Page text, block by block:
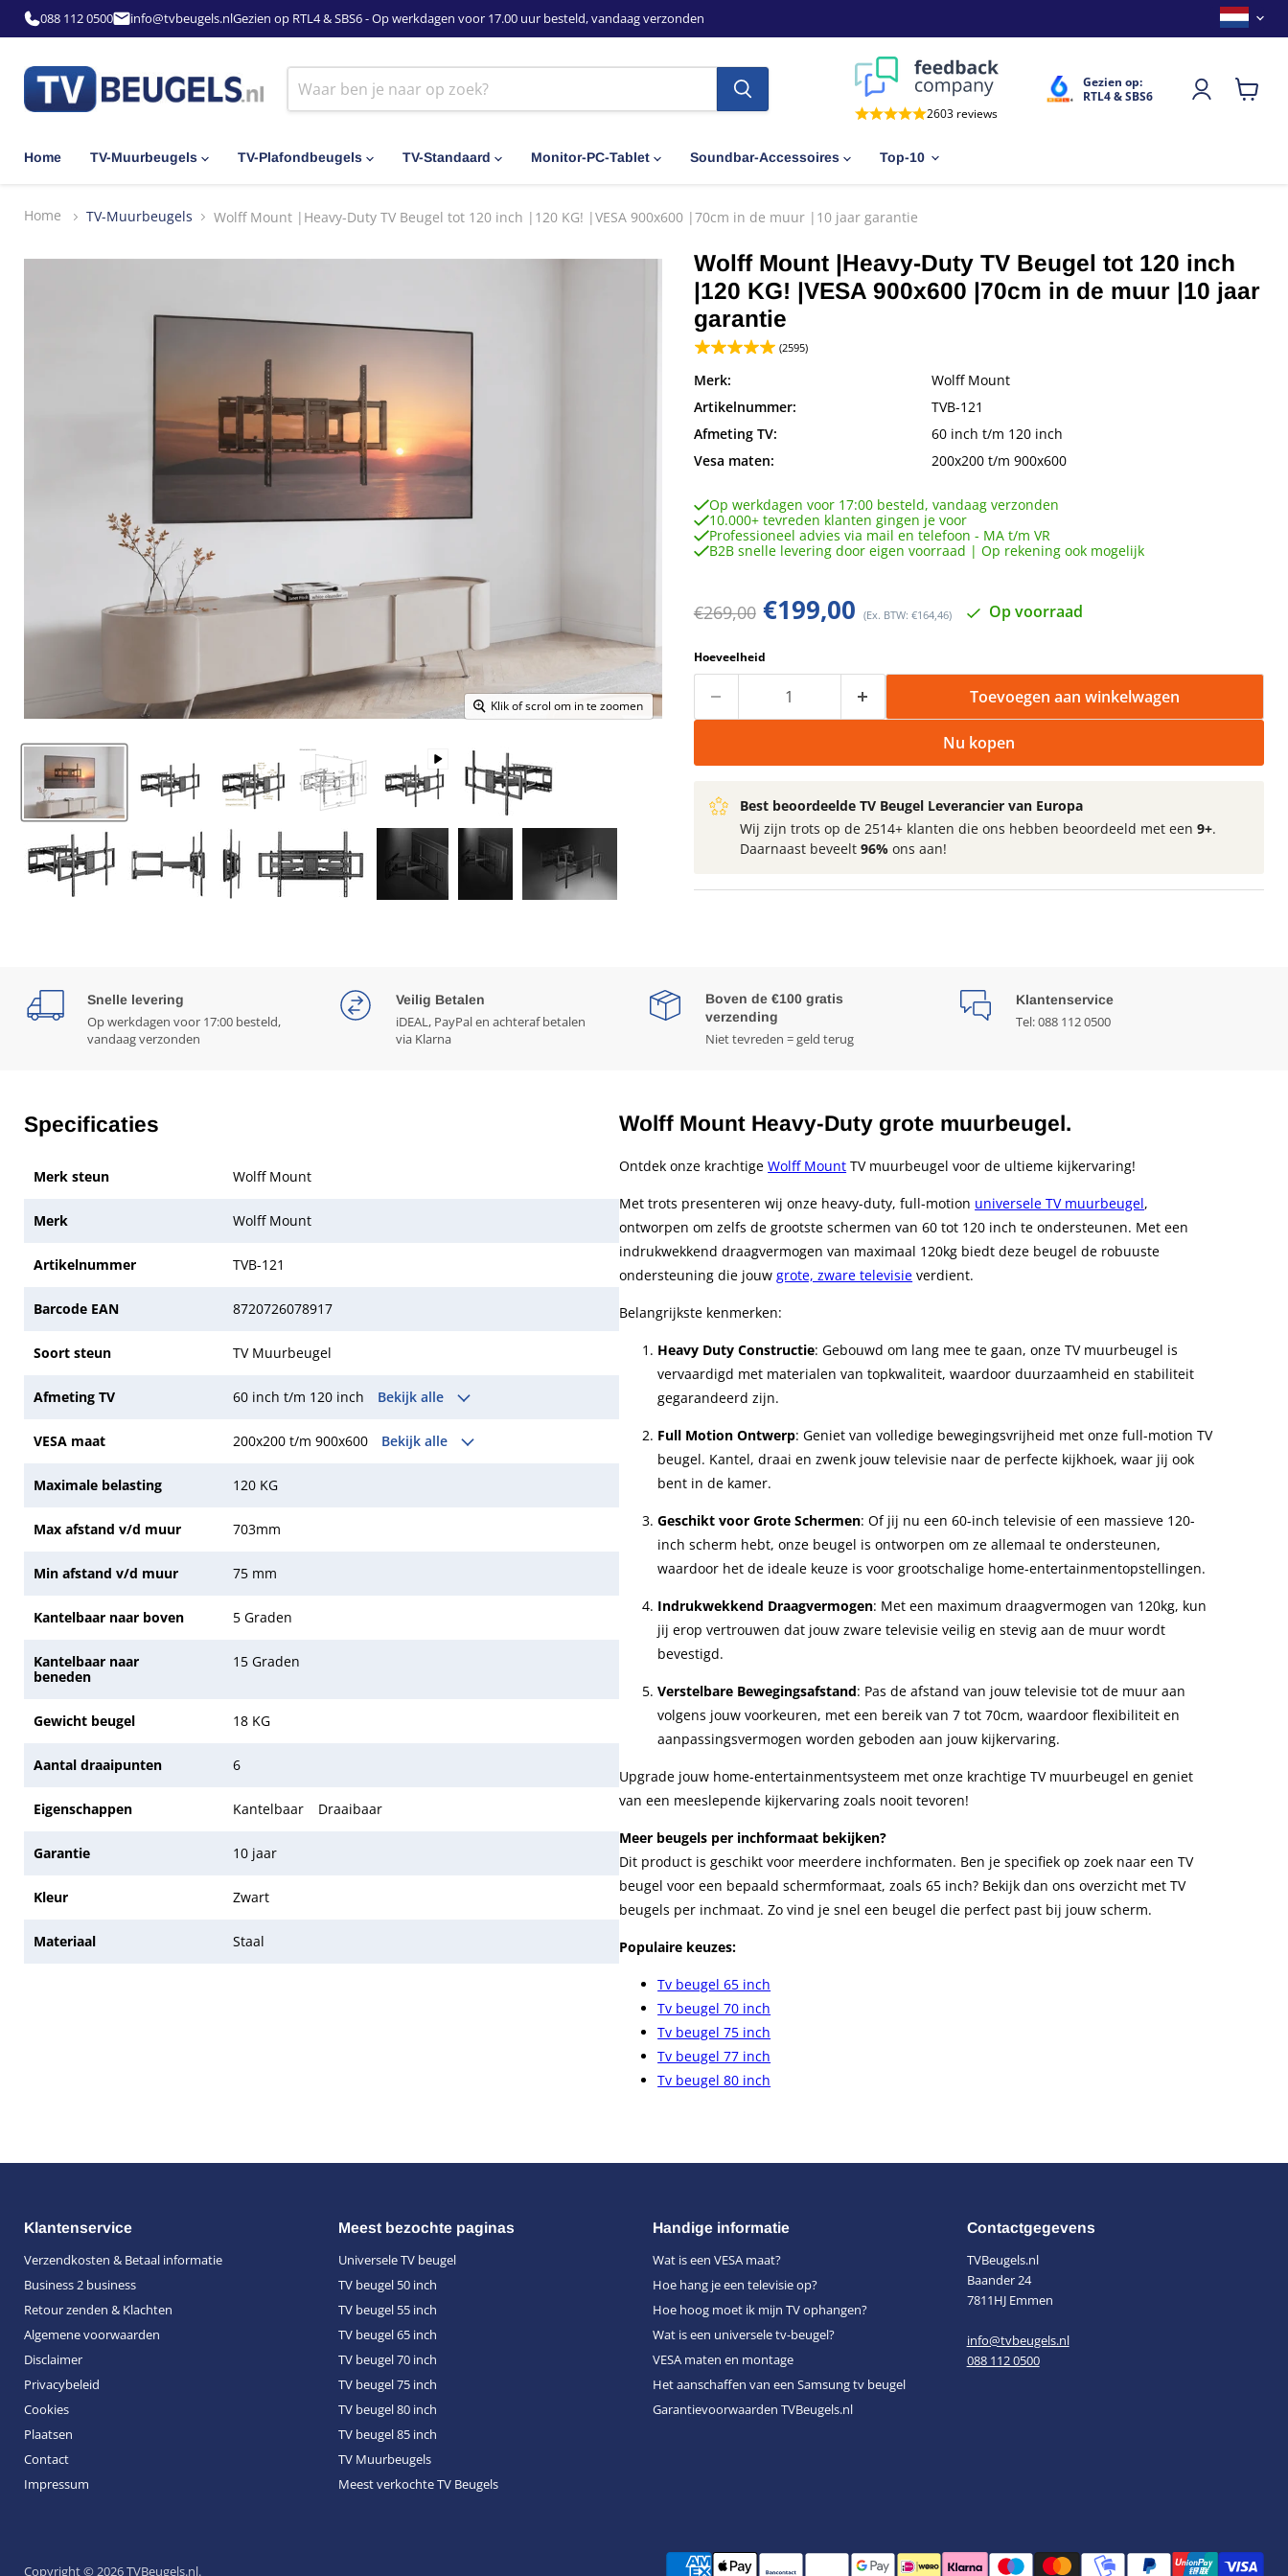
088 112 0500 info@tvbeugels.nlGezien op RTL4 & SBS6 - Op werkdagen voor 17.00 uur besteld, vandaag verzonden Land
2603 reviews
Gezien op:
RTL4 & SBS6
Home TV-Muurbeugels TV-Plafondbeugels TV-Standaard Monitor-PC-Tablet Soundbar-Accessoires Top-10
Home TV-Muurbeugels Wolff Mount |Heavy-Duty TV Beugel tot 120 inch |120 KG! |VESA 900x600 |70cm in de muur |10 jaar garantie
Klik of scrol om in te zoomen
Wolff Mount |Heavy-Duty TV Beugel tot 120 inch
|120 KG! |VESA 900x600 |70cm in de muur |10 jaar
garantie
(2595)
Merk:
Wolff Mount
Artikelnummer:
TVB-121
Afmeting TV:
60 inch t/m 120 inch
Vesa maten:
200x200 t/m 900x600
Op werkdagen voor 17:00 besteld, vandaag verzonden
10.000+ tevreden klanten gingen je voor
Professioneel advies via mail en telefoon - MA t/m VR
B2B snelle levering door eigen voorraad | Op rekening ook mogelijk
Oorspronkelijke prijs
€269,00 Huidige prijs
€199,00 (Ex. BTW: €164,46) Op voorraad
Hoeveelheid
Toevoegen aan winkelwagen
Nu kopen
Best beoordeelde TV Beugel Leverancier van Europa
Wij zijn trots op de 2514+ klanten die ons hebben beoordeeld met een 9+.
Daarnaast beveelt 96%ons aan!
Snelle levering
Op werkdagen voor 17:00 besteld,
vandaag verzonden
Veilig Betalen
iDEAL, PayPal en achteraf betalen
via Klarna
Boven de €100 gratis
verzending
Niet tevreden = geld terug
Klantenservice
Tel: 088 112 0500
Specificaties
Merk steun Wolff Mount
Merk Wolff Mount
Artikelnummer TVB-121
Barcode EAN 8720726078917
Soort steun TV Muurbeugel
Afmeting TV 60 inch t/m 120 inch Bekijk alle
VESA maat 200x200 t/m 900x600 Bekijk alle
Maximale belasting 120 KG
Max afstand v/d muur 703mm
Min afstand v/d muur 75 mm
Kantelbaar naar boven 5 Graden
Kantelbaar naar
beneden
15 Graden
Gewicht beugel 18 KG
Aantal draaipunten 6
Eigenschappen Kantelbaar Draaibaar
Garantie 10 jaar
Kleur Zwart
Materiaal Staal
Wolff Mount Heavy-Duty grote muurbeugel.
Ontdek onze krachtigeWolff Mount TV muurbeugel voor de ultieme kijkervaring!
Met trots presenteren wij onze heavy-duty, full-motion universele TV muurbeugel,
ontworpen om zelfs de grootste schermen van 60 tot 120 inch te ondersteunen. Met een
indrukwekkend draagvermogen van maximaal 120kg biedt deze beugel de robuuste
ondersteuning die jouwgrote, zware televisie verdient.
Belangrijkste kenmerken:
Heavy Duty Constructie: Gebouwd om lang mee te gaan, onze TV muurbeugel is
vervaardigd met materialen van topkwaliteit, waardoor duurzaamheid en stabiliteit
gegarandeerd zijn.
Full Motion Ontwerp: Geniet van volledige bewegingsvrijheid met onze full-motion TV
beugel. Kantel, draai en zwenk jouw televisie naar de perfecte kijkhoek, waar jij ook
bent in de kamer.
Geschikt voor Grote Schermen: Of jij nu een 60-inch televisie of een massieve 120-
inch scherm hebt, onze beugel is ontworpen om ze allemaal te ondersteunen,
waardoor het de ideale keuze is voor grootschalige home-entertainmentopstellingen.
Indrukwekkend Draagvermogen: Met een maximum draagvermogen van 120kg, kun
jij erop vertrouwen dat jouw zware televisie veilig en stevig aan de muur wordt
bevestigd.
Verstelbare Bewegingsafstand: Pas de afstand van jouw televisie tot de muur aan
volgens jouw voorkeuren, met een bereik van 7 tot 70cm, waardoor flexibiliteit en
aanpassingsvermogen worden geboden aan jouw kijkervaring.
Upgrade jouw home-entertainmentsysteem met onze krachtige TV muurbeugel en geniet
van een meeslepende kijkervaring zoals nooit tevoren!
Meer beugels per inchformaat bekijken?
Dit product is geschikt voor meerdere inchformaten. Ben je specifiek op zoek naar een TV
beugel voor een bepaald schermformaat, zoals 65 inch? Bekijk dan ons overzicht met TV
beugels per inchmaat. Zo vind je snel een beugel die perfect past bij jouw scherm.
Populaire keuzes:
Tv beugel 65 inch
Tv beugel 70 inch
Tv beugel 75 inch
Tv beugel 77 inch
Tv beugel 80 inch
Klantenservice
Verzendkosten & Betaal informatie
Business 2 business
Retour zenden & Klachten
Algemene voorwaarden
Disclaimer
Privacybeleid
Cookies
Plaatsen
Contact
Impressum
Meest bezochte paginas
Universele TV beugel
TV beugel 50 inch
TV beugel 55 inch
TV beugel 65 inch
TV beugel 70 inch
TV beugel 75 inch
TV beugel 80 inch
TV beugel 85 inch
TV Muurbeugels
Meest verkochte TV Beugels
Handige informatie
Wat is een VESA maat?
Hoe hang je een televisie op?
Hoe hoog moet ik mijn TV ophangen?
Wat is een universele tv-beugel?
VESA maten en montage
Het aanschaffen van een Samsung tv beugel
Garantievoorwaarden TVBeugels.nl
Contactgegevens
TVBeugels.nl
Baander 24
7811HJ Emmen
info@tvbeugels.nl
088 112 0500
Copyright © 2026 TVBeugels.nl.